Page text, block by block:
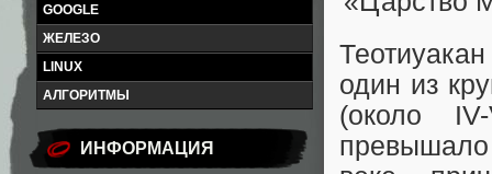
GOOGLE
ЖЕЛЕЗО
LINUX
АЛГОРИТМЫ
ИНФОРМАЦИЯ
один из
(около